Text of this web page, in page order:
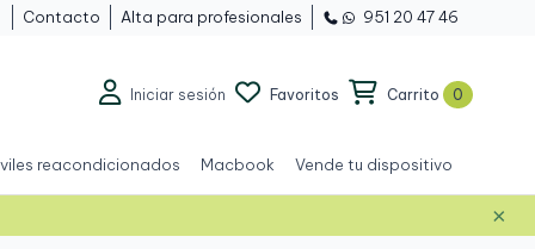
Contacto Alta para profesionales 951 20 47 46
Iniciar sesión Favoritos Carrito 0
reacondicionados Macbook Vende tu dispositivo
×